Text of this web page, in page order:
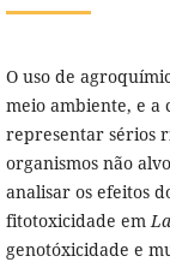
O uso de
meio ambiente, e a
representar sérios
organismos não
analisar os efeitos
fitotoxicidade em
genotóxicidade e